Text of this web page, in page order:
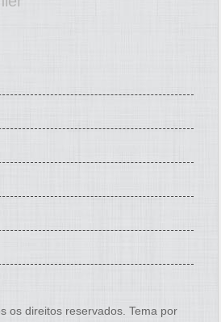
os direitos reservados. Tema por